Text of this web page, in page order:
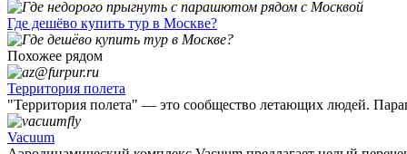
Где дешёво купить тур в Москве?
Похожее рядом
Территория полета
"Территория полета" — это сообщество летающих людей.
Vacuum